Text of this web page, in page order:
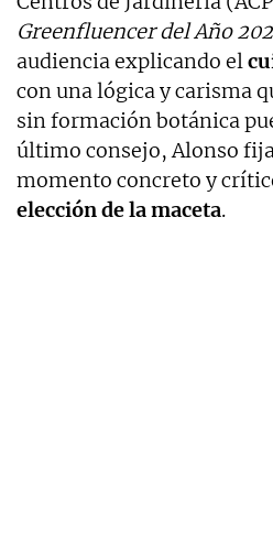
Greenfluencer del Año
audiencia explicando el
con una lógica y carisma
sin formación botánica
último consejo, Alonso
momento concreto y
elección de la maceta.